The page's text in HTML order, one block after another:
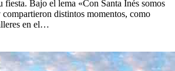
fiesta. Bajo el lema «Con Santa Inés somos
distintos momentos, como
en el…